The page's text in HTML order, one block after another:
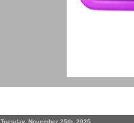
Tuesday, November 25th, 2025